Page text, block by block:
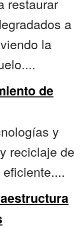
a
la
de
y
reciclaje de